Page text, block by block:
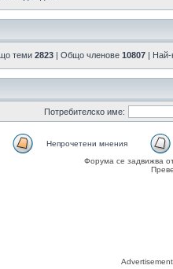
теми 2823 | Общо членове 10807 |
Потребителско име:
Непрочетени мнения
Форума се задвижва